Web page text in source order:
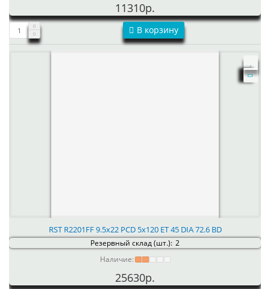
11310р.
В корзину
RST R2201FF 9.5x22 PCD 5x120 ET 45 DIA 72.6 BD
Резервный склад (шт.): 2
Наличие:
25630р.